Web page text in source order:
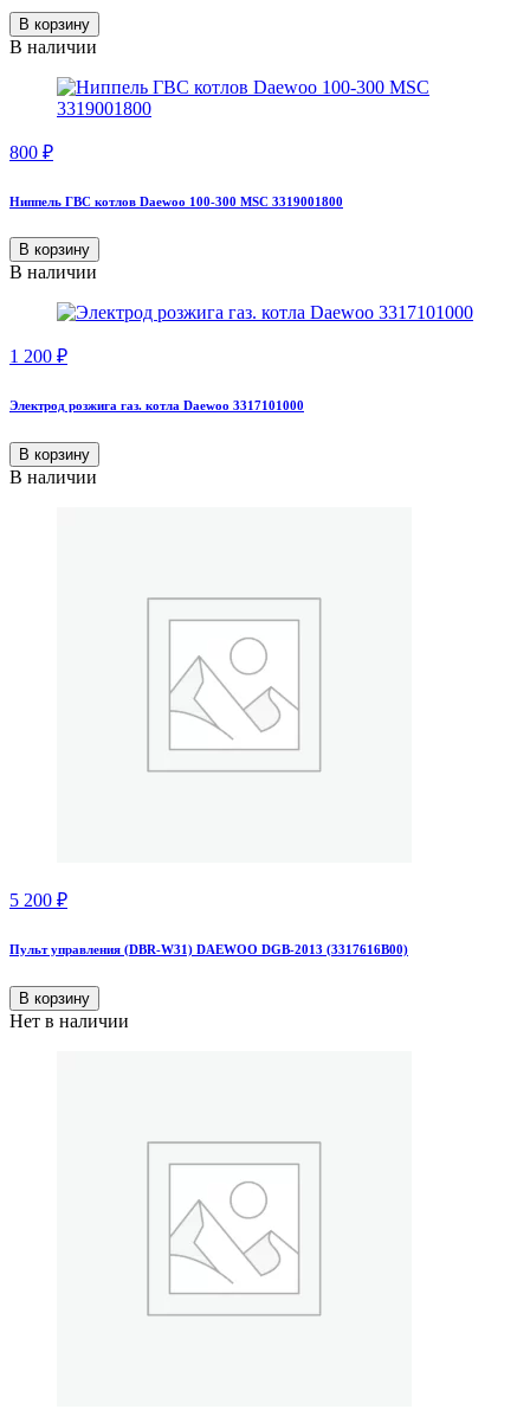
В корзину
В наличии
800 ₽
Ниппель ГВС котлов Daewoo 100-300 MSC 3319001800
В корзину
В наличии
1 200 ₽
Электрод розжига газ. котла Daewoo 3317101000
В корзину
В наличии
5 200 ₽
Пульт управления (DBR-W31) DAEWOO DGB-2013 (3317616B00)
В корзину
Нет в наличии